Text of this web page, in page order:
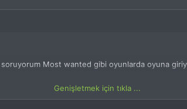
Most wanted gibi oyunlarda oyuna
günde elime 100 kere alıyorsam 35 inde bunla
Genişletmek için tıkla ...
Genişletmek için tıkla ...